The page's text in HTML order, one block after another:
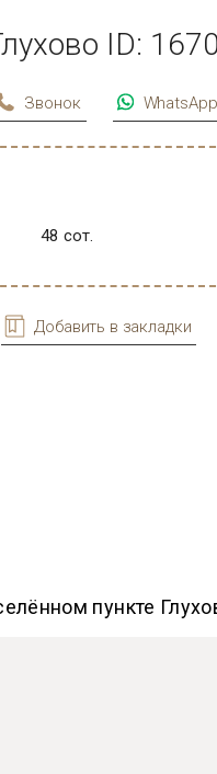
ID:
Звонок WhatsApp
48 сот.
Добавить в закладки
пункте